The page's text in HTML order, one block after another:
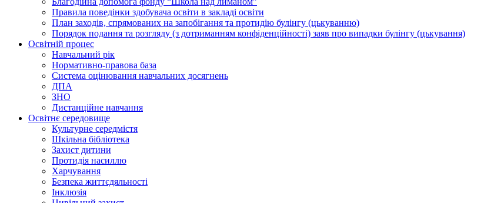
Правила поведінки здобувача освіти в закладі освіти
План заходів, спрямованих на запобігання та протидію булінгу (цькуванню)
Порядок подання та розгляду (з дотриманням конфіденційності) заяв про випадки булінгу (цькування)
Освітній процес
Навчальний рік
Нормативно-правова база
Система оцінювання навчальних досягнень
ДПА
ЗНО
Дистанційне навчання
Освітнє середовище
Культурне середмістя
Шкільна бібліотека
Захист дитини
Протидія насиллю
Харчування
Безпека життєдяльності
Інклюзія